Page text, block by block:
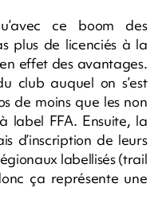
ce boom des
plus de licenciés à la
effet des avantages.
club auquel on s’est
de moins que les non
label FFA. Ensuite, la
d’inscription de leurs
labellisés (trail
ça représente une